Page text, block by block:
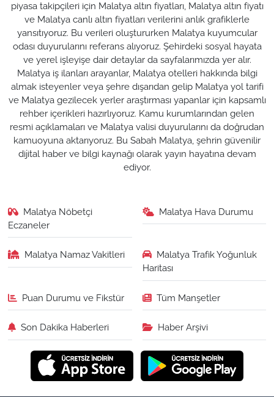
piyasa takipçileri için Malatya altın fiyatları, Malatya altın fiyatı
ve Malatya canlı altın fiyatları verilerini anlık grafiklerle
yansıtıyoruz. Bu verileri oluştururken Malatya kuyumcular
odası duyurularını referans alıyoruz. Şehirdeki sosyal hayata
ve yerel işleyişe dair detaylar da sayfalarımızda yer alır.
Malatya iş ilanları arayanlar, Malatya otelleri hakkında bilgi
almak isteyenler veya şehre dışarıdan gelip Malatya yol tarifi
ve Malatya gezilecek yerler araştırması yapanlar için kapsamlı
rehber içerikleri hazırlıyoruz. Kamu kurumlarından gelen
resmi açıklamaları ve Malatya valisi duyurularını da doğrudan
kamuoyuna aktarıyoruz. Bu Sabah Malatya, şehrin güvenilir
dijital haber ve bilgi kaynağı olarak yayın hayatına devam
ediyor.
Malatya Nöbetçi
Eczaneler
Malatya Hava Durumu
Malatya Namaz Vakitleri
Malatya Trafik Yoğunluk
Haritası
Puan Durumu ve Fikstür Tüm Manşetler
Son Dakika Haberleri Haber Arşivi